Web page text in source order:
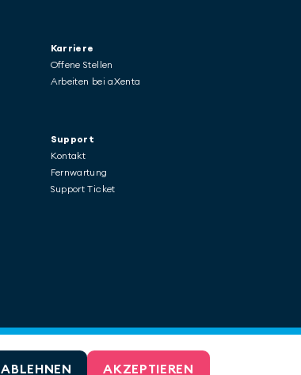
Karriere
Offene Stellen
Arbeiten bei aXenta
Support
Kontakt
Fernwartung
Support Ticket
ABLEHNEN AKZEPTIEREN